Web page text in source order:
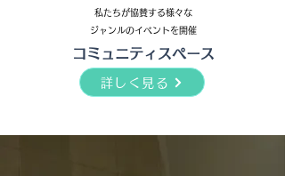
​私たちが協賛する様々な
ジャンルのイベントを開催
コミュニティスペース
詳しく見る